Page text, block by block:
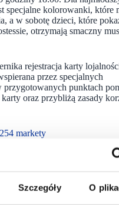
Szczegóły O
specjalne kolorowanki, które
a w sobotę dzieci, które
otrzymają smaczny mus
rejestracja karty
przez specjalnych
przygotowanych punktach
oraz przybliżą zasady
markety
międzynarodowa sieć
oraz produkty
Kaufland posiada ponad 1500
000 pracowników. W
ok. 15 500